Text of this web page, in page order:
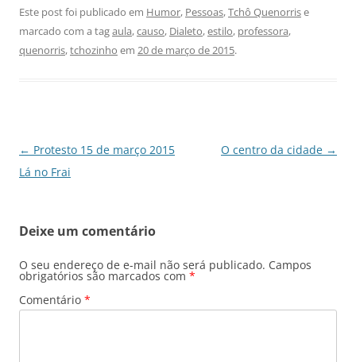
Este post foi publicado em Humor, Pessoas,Tchô Quenorrise
marcado com a tagaula,causo, Dialeto,estilo, professora,
quenorris,tchozinho em 20 de março de 2015.
Navegação
de
← Protesto 15 de março 2015
Lá no Frai
O centro da cidade →
Deixe um comentário
O seu endereço de e-mail não será publicado. Campos
obrigatórios são marcados com *
Comentário *